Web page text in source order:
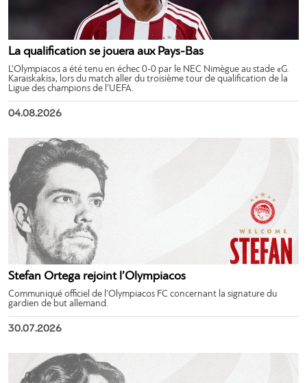
La qualification se jouera aux Pays-Bas
L’Olympiacos a été tenu en échec 0-0 par le NEC Nimègue au stade «G.
Karaiskakis», lors du match aller du troisième tour de qualification de la
Ligue des champions de l’UEFA.
04.08.2026
Stefan Ortega rejoint l’Olympiacos
Communiqué officiel de l’Olympiacos FC concernant la signature du
gardien de but allemand.
30.07.2026